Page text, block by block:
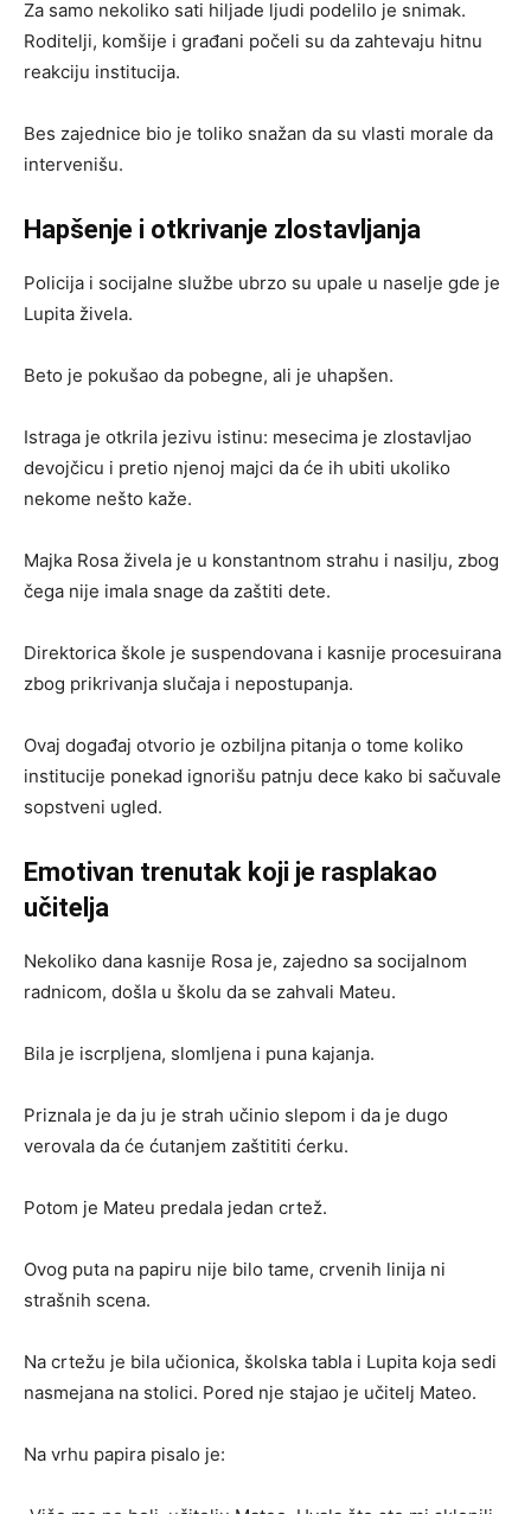
Za samo nekoliko sati hiljade ljudi podelilo je snimak.
Roditelji, komšije i građani počeli su da zahtevaju hitnu
reakciju institucija.
Bes zajednice bio je toliko snažan da su vlasti morale da
intervenišu.
Hapšenje i otkrivanje zlostavljanja
Policija i socijalne službe ubrzo su upale u naselje gde je
Lupita živela.
Beto je pokušao da pobegne, ali je uhapšen.
Istraga je otkrila jezivu istinu: mesecima je zlostavljao
devojčicu i pretio njenoj majci da će ih ubiti ukoliko
nekome nešto kaže.
Majka Rosa živela je u konstantnom strahu i nasilju, zbog
čega nije imala snage da zaštiti dete.
Direktorica škole je suspendovana i kasnije procesuirana
zbog prikrivanja slučaja i nepostupanja.
Ovaj događaj otvorio je ozbiljna pitanja o tome koliko
institucije ponekad ignorišu patnju dece kako bi sačuvale
sopstveni ugled.
Emotivan trenutak koji je rasplakao
učitelja
Nekoliko dana kasnije Rosa je, zajedno sa socijalnom
radnicom, došla u školu da se zahvali Mateu.
Bila je iscrpljena, slomljena i puna kajanja.
Priznala je da ju je strah učinio slepom i da je dugo
verovala da će ćutanjem zaštititi ćerku.
Potom je Mateu predala jedan crtež.
Ovog puta na papiru nije bilo tame, crvenih linija ni
strašnih scena.
Na crtežu je bila učionica, školska tabla i Lupita koja sedi
nasmejana na stolici. Pored nje stajao je učitelj Mateo.
Na vrhu papira pisalo je: